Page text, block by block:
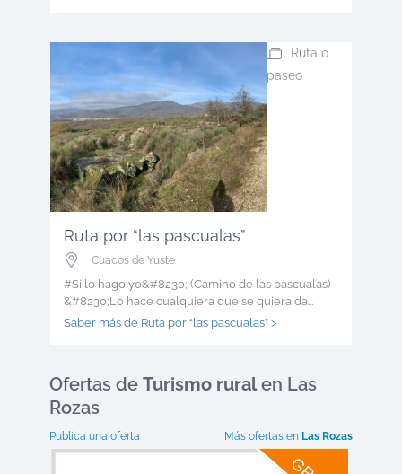
Ruta por “las pascualas”
Cuacos de Yuste
#Si lo hago yo&#8230; (Camino de las pascualas)
&#8230;Lo hace cualquiera que se quiera da...
Ruta o
paseo
Saber más de Ruta por “las pascualas” >
Ofertas de Turismo ruralen Las
Rozas
Publica una oferta Más ofertas en Las Rozas